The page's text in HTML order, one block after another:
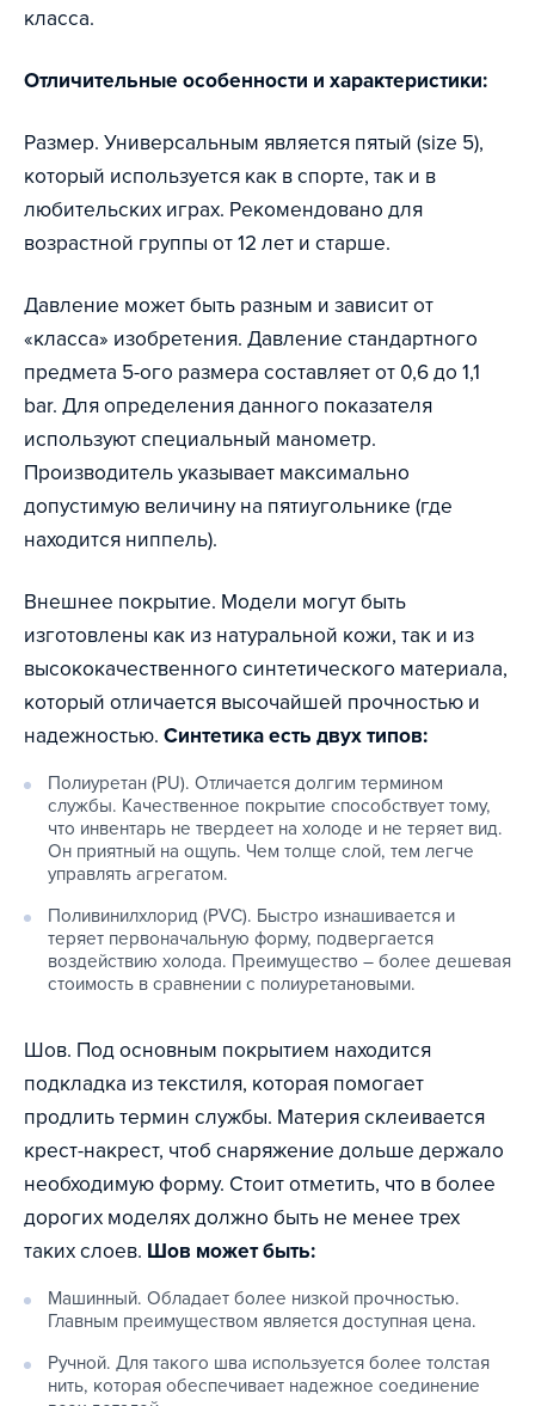
класса.
Отличительные особенности и характеристики:
Размер. Универсальным является пятый (size 5),
который используется как в спорте, так и в
любительских играх. Рекомендовано для
возрастной группы от 12 лет и старше.
Давление может быть разным и зависит от
«класса» изобретения. Давление стандартного
предмета 5-ого размера составляет от 0,6 до 1,1
bar. Для определения данного показателя
используют специальный манометр.
Производитель указывает максимально
допустимую величину на пятиугольнике (где
находится ниппель).
Внешнее покрытие. Модели могут быть
изготовлены как из натуральной кожи, так и из
высококачественного синтетического материала,
который отличается высочайшей прочностью и
надежностью. Синтетика есть двух типов:
Полиуретан (PU). Отличается долгим термином
службы. Качественное покрытие способствует тому,
что инвентарь не твердеет на холоде и не теряет вид.
Он приятный на ощупь. Чем толще слой, тем легче
управлять агрегатом.
Поливинилхлорид (PVC). Быстро изнашивается и
теряет первоначальную форму, подвергается
воздействию холода. Преимущество – более дешевая
стоимость в сравнении с полиуретановыми.
Шов. Под основным покрытием находится
подкладка из текстиля, которая помогает
продлить термин службы. Материя склеивается
крест-накрест, чтоб снаряжение дольше держало
необходимую форму. Стоит отметить, что в более
дорогих моделях должно быть не менее трех
таких слоев. Шов может быть:
Машинный. Обладает более низкой прочностью.
Главным преимуществом является доступная цена.
Ручной. Для такого шва используется более толстая
нить, которая обеспечивает надежное соединение